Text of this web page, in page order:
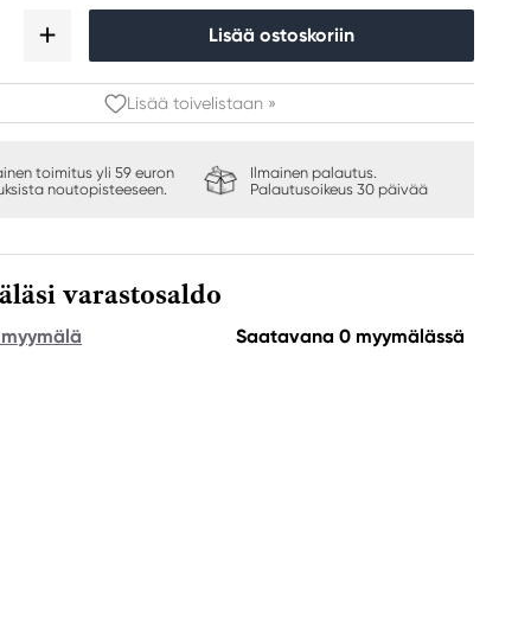
Lisää ostoskoriin
Lisää toivelistaan »
toimitus yli 59 euron
noutopisteeseen.
Ilmainen palautus.
Palautusoikeus 30 päivää
varastosaldo
Saatavana 0 myymälässä